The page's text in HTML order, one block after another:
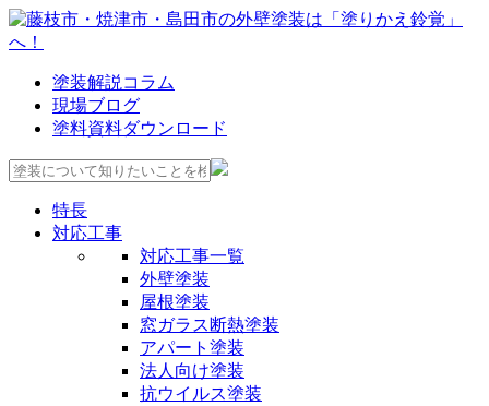
塗装解説コラム
現場ブログ
塗料資料ダウンロード
特長
対応工事
対応工事一覧
外壁塗装
屋根塗装
窓ガラス断熱塗装
アパート塗装
法人向け塗装
抗ウイルス塗装